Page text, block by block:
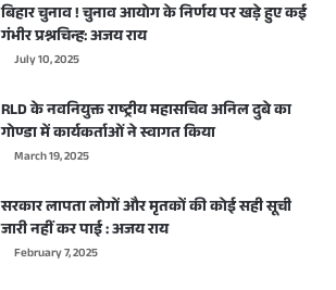
बिहार चुनाव ! चुनाव आयोग के निर्णय पर खड़े हुए कई
गंभीर प्रश्नचिन्ह: अजय राय
July 10, 2025
RLD के नवनियुक्त राष्ट्रीय महासचिव अनिल दुबे का
गोण्डा में कार्यकर्ताओं ने स्वागत किया
March 19, 2025
सरकार लापता लोगों और मृतकों की कोई सही सूची
जारी नहीं कर पाई : अजय राय
February 7, 2025